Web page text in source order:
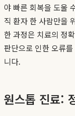
야 빠른 회복을 도울
직 환자 한 사람만을
한 과정은 치료의 정
판단으로 인한 오류
니다.
원스톱 진료: